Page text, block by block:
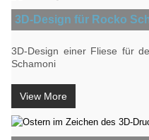
3D-Design für Rocko
3D-Design einer Fliese für
Schamoni
View More